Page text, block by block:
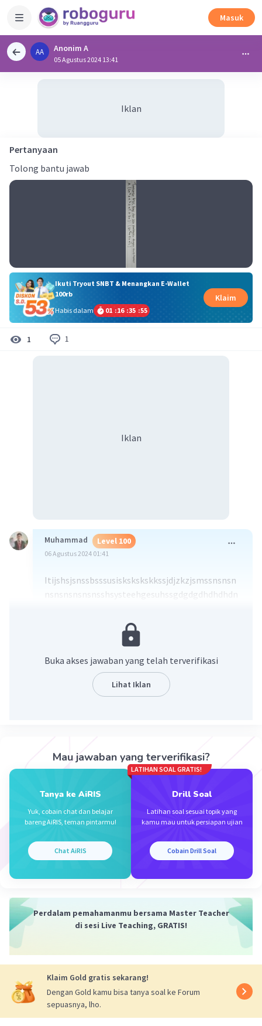
Masuk
AA Anonim A
05 Agustus 2024 13:41
Iklan
Pertanyaan
Tolong bantu jawab
Ikuti Tryout SNBT & Menangkan E-Wallet
100rb
Habis dalam
01 :16 :35 :55
Klaim
1 1
Iklan
Muhammad Level 100
06 Agustus 2024 01:41
Itijshsjsnssbsssusiskskskskkssjdjzkzjsmssnsnsn
nsnsnsnsnsnsshsysteehgesuhssgdgdgdhdhdhdn
ttuttififfocociruxkdidiosoxlxiueuddidod
Beri Rating· 0) Balas
Buka akses jawaban yang telah terverifikasi
Lihat Iklan
Mau jawaban yang terverifikasi?
Tanya ke AiRIS
Yuk, cobain chat dan belajar
bareng AiRIS, teman pintarmu!
Chat AiRIS
LATIHAN SOAL GRATIS!
Drill Soal
Latihan soal sesuai topik yang
kamu mau untuk persiapan ujian
Cobain Drill Soal
Perdalam pemahamanmu bersama Master Teacher
di sesi Live Teaching, GRATIS!
Klaim Gold gratis sekarang!
Dengan Gold kamu bisa tanya soal ke Forum
sepuasnya, lho.